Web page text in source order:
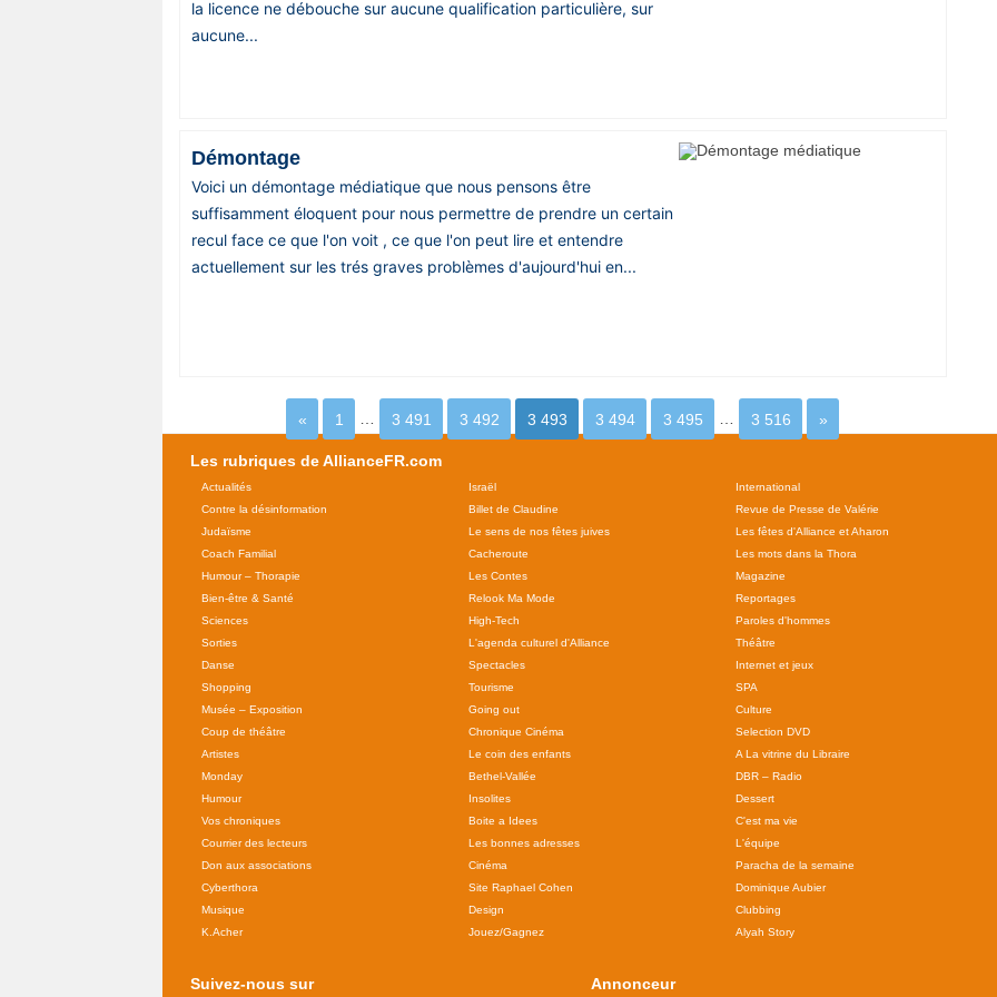
la licence ne débouche sur aucune qualification particulière, sur
aucune...
Démontage
Voici un démontage médiatique que nous pensons être
suffisamment éloquent pour nous permettre de prendre un certain
recul face ce que l'on voit , ce que l'on peut lire et entendre
actuellement sur les trés graves problèmes d'aujourd'hui en...
« 1 3 491 3 492 3 493 3 494 3 495 3 516 »
Les rubriques de AllianceFR.com
Actualités Israël International
Contre la désinformation
Billet de Claudine Revue de Presse de Valérie
Judaïsme
Le sens de nos fêtes juives Les fêtes d'Alliance et Aharon
Coach Familial
Cacheroute Les mots dans la Thora
Humour – Thorapie
Les Contes Magazine
Bien-être & Santé
Relook Ma Mode Reportages
Sciences
High-Tech Paroles d'hommes
Sorties
L'agenda culturel d'Alliance Théâtre
Danse
Spectacles Internet et jeux
Shopping
Tourisme SPA
Musée – Exposition
Going out Culture
Coup de théâtre
Chronique Cinéma Selection DVD
Artistes
Le coin des enfants A La vitrine du Libraire
Monday
Bethel-Vallée DBR – Radio
Humour
Insolites Dessert
Vos chroniques
Boite a Idees C'est ma vie
Courrier des lecteurs
Les bonnes adresses L'équipe
Don aux associations
Cinéma Paracha de la semaine
Cyberthora
Site Raphael Cohen Dominique Aubier
Musique
Design Clubbing
K.Acher
Jouez/Gagnez Alyah Story
Suivez-nous sur Annonceur